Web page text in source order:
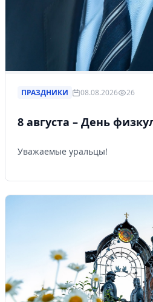
ПРАЗДНИКИ 08.08.2026 26
8 августа – День
Уважаемые уральцы!